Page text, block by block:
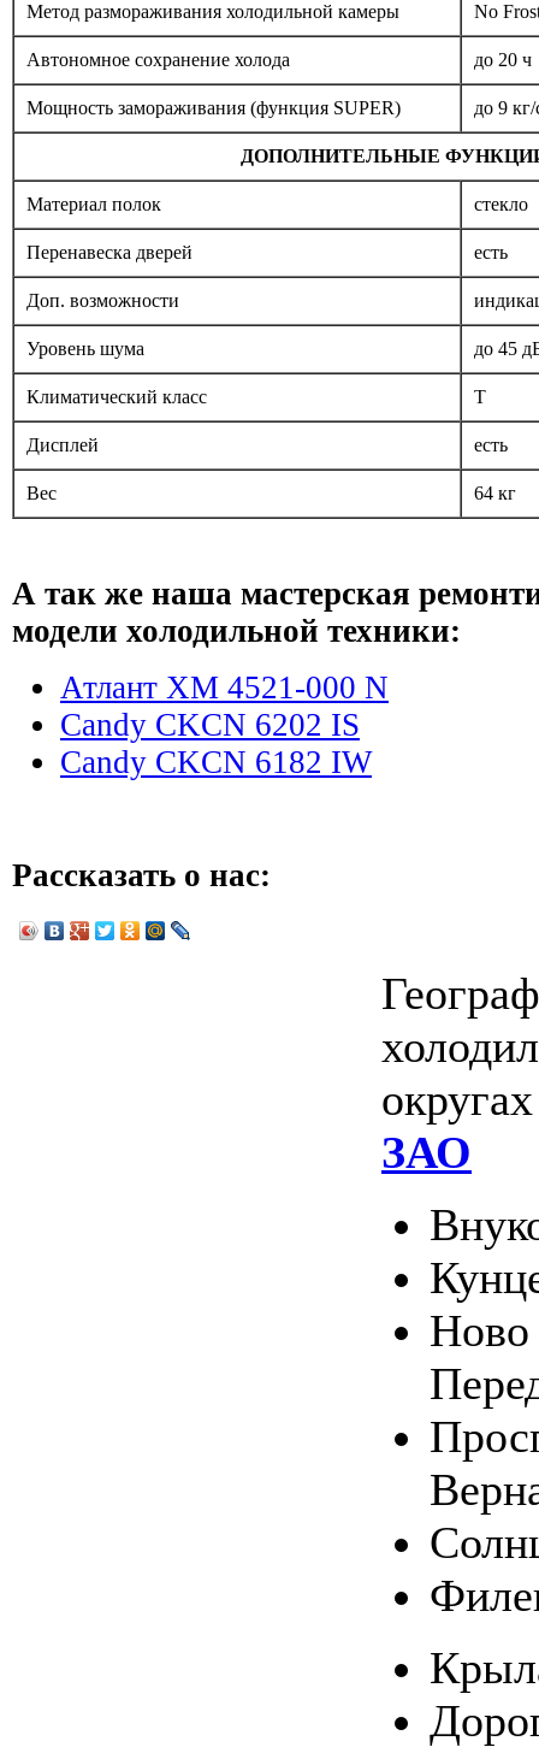
Метод размораживания холодильной камеры No
Автономное сохранение холода до 20 ч
Мощность замораживания (функция SUPER) до 9
ДОПОЛНИТЕЛЬНЫЕ
Материал полок стекло
Перенавеска дверей есть
Доп. возможности
Уровень шума до 45
Климатический класс T
Дисплей есть
Вес 64 кг
А так же наша мастерская
модели холодильной техники:
Атлант ХМ 4521-000 N
Candy CKCN 6202 IS
Candy CKCN 6182 IW
Рассказать о нас:
ЗАО